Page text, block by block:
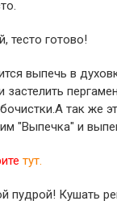
тесто готово!
выпечь в
так же
"Выпечка" и
тут.
пудрой! Кушать